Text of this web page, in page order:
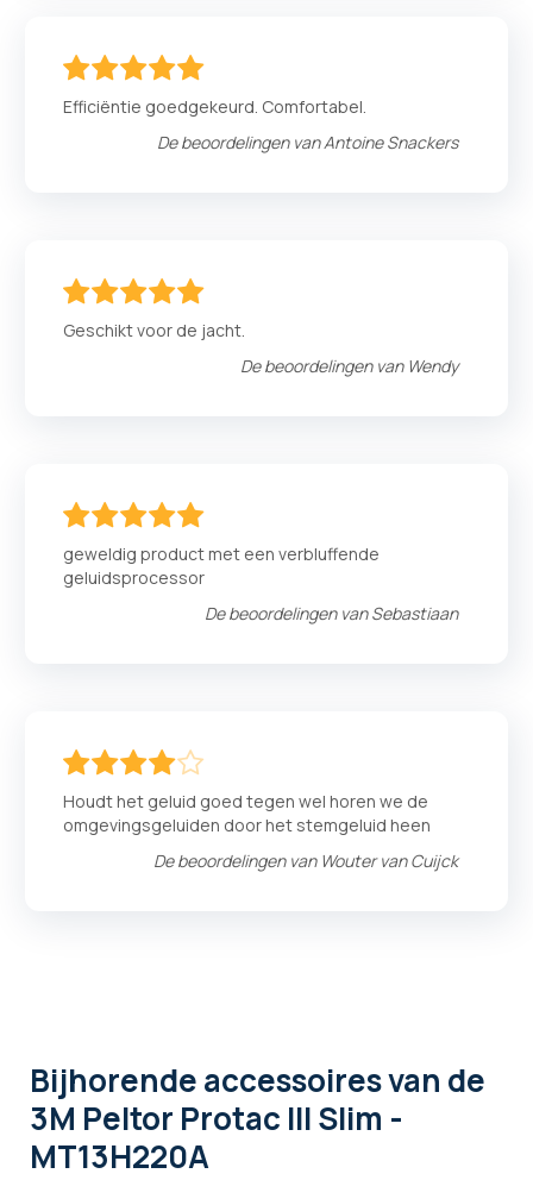
Efficiëntie goedgekeurd. Comfortabel.
De beoordelingen vanAntoine Snackers
Geschikt voor de jacht.
De beoordelingen van Wendy
geweldig product met een verbluffende
geluidsprocessor
De beoordelingen vanSebastiaan
Houdt het geluid goed tegen wel horen we de
omgevingsgeluiden door het stemgeluid heen
De beoordelingen van Wouter van Cuijck
Bijhorende accessoiresvan de
3M Peltor Protac III Slim -
MT13H220A